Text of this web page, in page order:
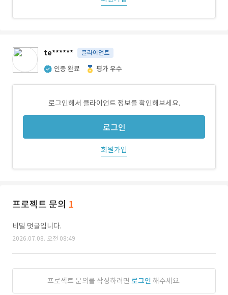
te****** 클라이언트
인증 완료 평가 우수
로그인해서 클라이언트 정보를 확인해보세요.
로그인
회원가입
프로젝트 문의 1
비밀 댓글입니다.
2026.07.08. 오전 08:49
프로젝트 문의를 작성하려면 로그인 해주세요.